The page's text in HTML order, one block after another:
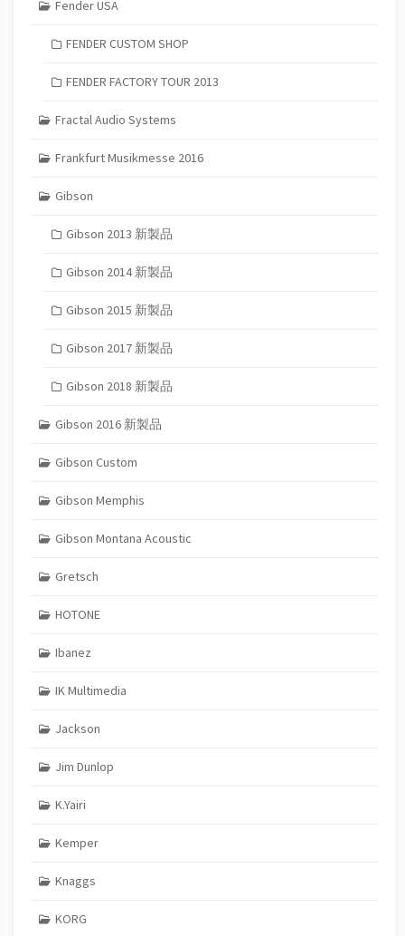
Fender USA
FENDER CUSTOM SHOP
FENDER FACTORY TOUR 2013
Fractal Audio Systems
Frankfurt Musikmesse 2016
Gibson
Gibson 2013 新製品
Gibson 2014 新製品
Gibson 2015 新製品
Gibson 2017 新製品
Gibson 2018 新製品
Gibson 2016 新製品
Gibson Custom
Gibson Memphis
Gibson Montana Acoustic
Gretsch
HOTONE
Ibanez
IK Multimedia
Jackson
Jim Dunlop
K.Yairi
Kemper
Knaggs
KORG